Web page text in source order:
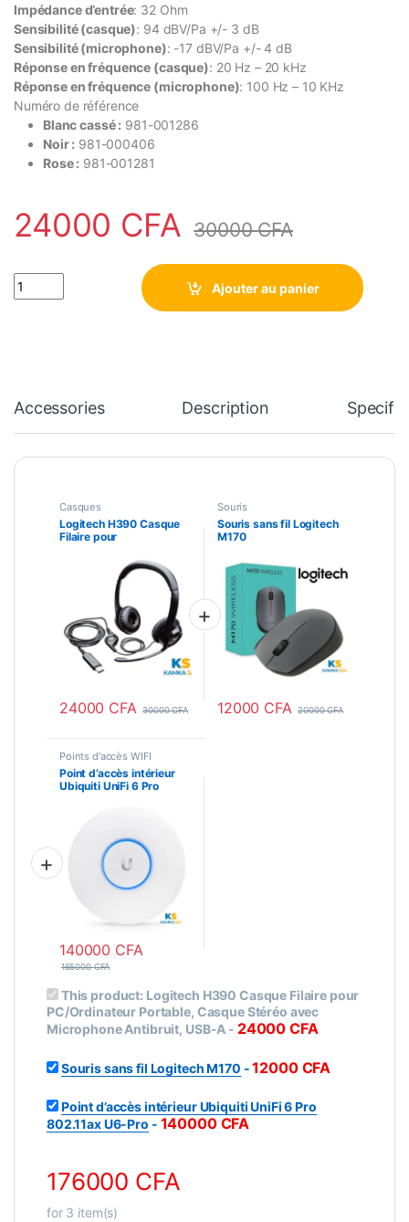
Impédance d’entrée: 32 Ohm
Sensibilité (casque): 94 dBV/Pa +/- 3 dB
Sensibilité (microphone): -17 dBV/Pa +/- 4 dB
Réponse en fréquence (casque): 20 Hz – 20 kHz
Réponse en fréquence (microphone): 100 Hz – 10 KHz
Numéro de référence
Blanc cassé : 981-001286
Noir : 981-000406
Rose : 981-001281
24000 CFA 30000CFA
Logitech H390 Casque Filaire pour PC/Ordinateur Portable,
Ajouter au panier
Accessories Description
Casques
Logitech H390 Casque
Filaire pour
Casque Stéréo avec
Microphone Antibruit,
24000 CFA 30000CFA
Souris
Souris sans fil Logitech
M170
12000 CFA 20000CFA
Points d'accès WIFI
Point d’accès intérieur
Ubiquiti UniFi 6 Pro
140000 CFA
165000CFA
This product: Logitech H390 Casque Filaire pour
PC/Ordinateur Portable, Casque Stéréo avec
Microphone Antibruit, USB-A - 24000 CFA
Souris sans fil Logitech M170 -12000 CFA
Point d’accès intérieur Ubiquiti UniFi 6 Pro
802.11ax U6-Pro - 140000 CFA
176000 CFA
for 3 item(s)